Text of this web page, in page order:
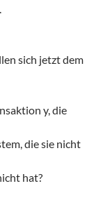
sich jetzt dem
y, die
die sie nicht
hat?